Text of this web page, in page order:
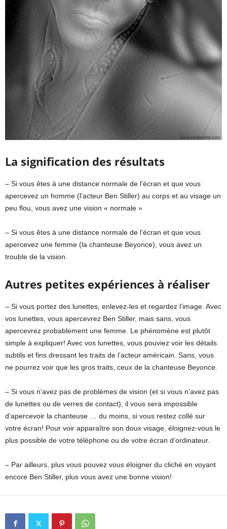
La signification des résultats
– Si vous êtes à une distance normale de l’écran et que vous
apercevez un homme (l’acteur Ben Stiller) au corps et au visage un
peu flou, vous avez une vision « normale »
– Si vous êtes à une distance normale de l’écran et que vous
apercevez une femme (la chanteuse Beyonce), vous avez un
trouble de la vision.
Autres petites expériences à réaliser
– Si vous portez des lunettes, enlevez-les et regardez l’image. Avec
vos lunettes, vous apercevrez Ben Stiller, mais sans, vous
apercevrez probablement une femme. Le phénomène est plutôt
simple à expliquer! Avec vos lunettes, vous pouviez voir les détails
subtils et fins dressant les traits de l’acteur américain. Sans, vous
ne pourrez voir que les gros traits, ceux de la chanteuse Beyonce.
– Si vous n’avez pas de problèmes de vision (et si vous n’avez pas
de lunettes ou de verres de contact), il vous sera impossible
d’apercevoir la chanteuse … du moins, si vous restez collé sur
votre écran! Pour voir apparaître son doux visage, éloignez-vous le
plus possible de votre téléphone ou de votre écran d’ordinateur.
– Par ailleurs, plus vous pouvez vous éloigner du cliché en voyant
encore Ben Stiller, plus vous avez une bonne vision!